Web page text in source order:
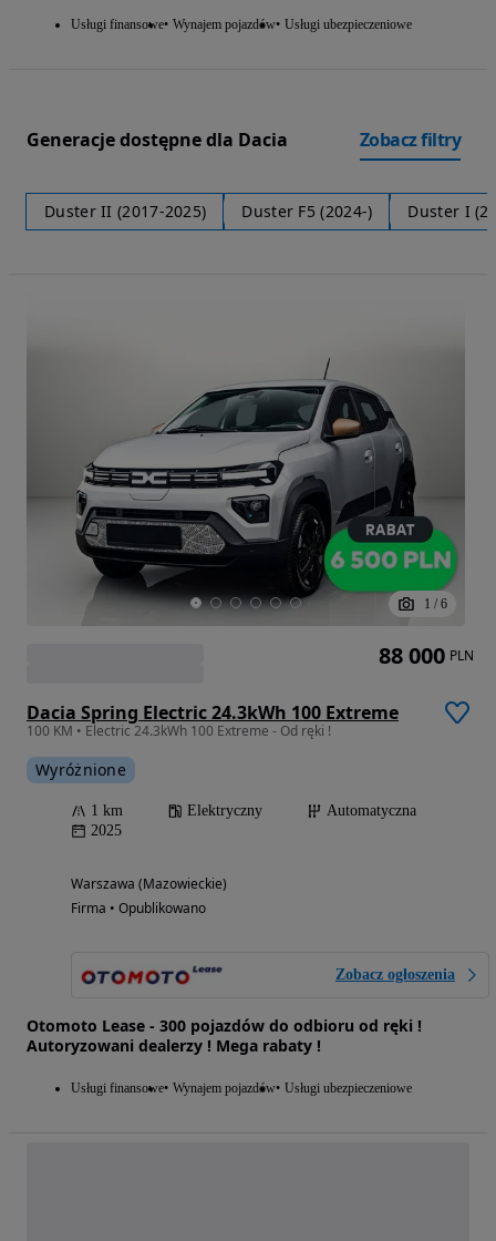
Usługi finansowe Wynajem pojazdów Usługi ubezpieczeniowe
Generacje dostępne dla Dacia Zobacz filtry
Duster II (2017-2025) Duster F5 (2024-) Duster I
1 / 6
Dacia Spring Electric 24.3kWh 100 Extreme
100 KM • Electric 24.3kWh 100 Extreme - Od ręki !
Wyróżnione
1 km Elektryczny
Automatyczna
2025
Warszawa (Mazowieckie)
Firma • Opublikowano
Zobacz ogłoszenia
Otomoto Lease - 300 pojazdów do odbioru od ręki !
Autoryzowani dealerzy ! Mega rabaty !
Usługi finansowe Wynajem pojazdów Usługi ubezpieczeniowe
88 000 PLN